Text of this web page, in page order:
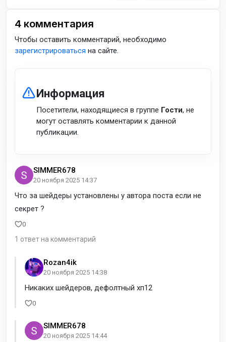
4 комментария
Чтобы оставить комментарий, необходимо
зарегистрироваться на сайте.
Информация
Посетители, находящиеся в группе Гости, не
могут оставлять комментарии к данной
публикации.
SIMMER678
20 ноября 2025 14:37
Что за шейдеры установлены у автора поста если не
секрет ?
0
1 ответ на комментарий
Rozan4ik
20 ноября 2025 14:38
Никаких шейдеров, дефолтный хп12
0
SIMMER678
20 ноября 2025 14:44